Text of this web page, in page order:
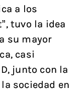
a los
tuvo la idea
su mayor
casi
junto con la
sociedad en